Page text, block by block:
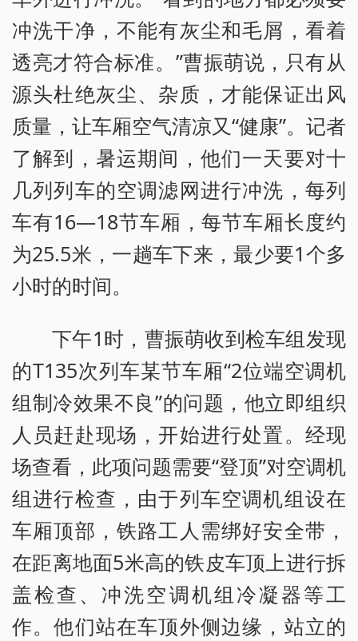
冲洗干净，不能有灰尘和毛屑，看着
透亮才符合标准。”曹振萌说，只有从
源头杜绝灰尘、杂质，才能保证出风
质量，让车厢空气清凉又“健康”。记者
了解到，暑运期间，他们一天要对十
几列列车的空调滤网进行冲洗，每列
车有16—18节车厢，每节车厢长度约
为25.5米，一趟车下来，最少要1个多
小时的时间。
下午1时，曹振萌收到检车组发现
的T135次列车某节车厢“2位端空调机
组制冷效果不良”的问题，他立即组织
人员赶赴现场，开始进行处置。经现
场查看，此项问题需要“登顶”对空调机
组进行检查，由于列车空调机组设在
车厢顶部，铁路工人需绑好安全带，
在距离地面5米高的铁皮车顶上进行拆
盖检查、冲洗空调机组冷凝器等工
作。他们站在车顶外侧边缘，站立的